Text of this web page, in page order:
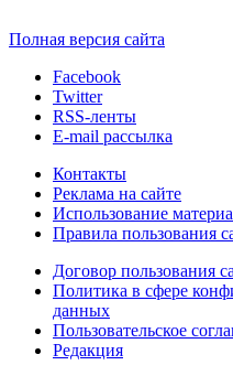
Полная версия сайта
Facebook
Twitter
RSS-ленты
E-mail рассылка
Контакты
Реклама на сайте
Использование
Правила пользования
Договор пользования
Политика в сфере
данных
Пользовательское
Редакция